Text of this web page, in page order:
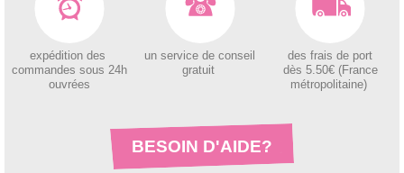
expédition des
commandes sous 24h
ouvrées
un service de conseil
gratuit
des frais de port
dès 5.50€ (France
métropolitaine)
BESOIN D'AIDE?